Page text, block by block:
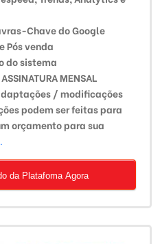
Chave do Google
Pós venda
do sistema
MENSAL
/ modificações
podem ser feitas para
orçamento para sua
da Platafoma Agora